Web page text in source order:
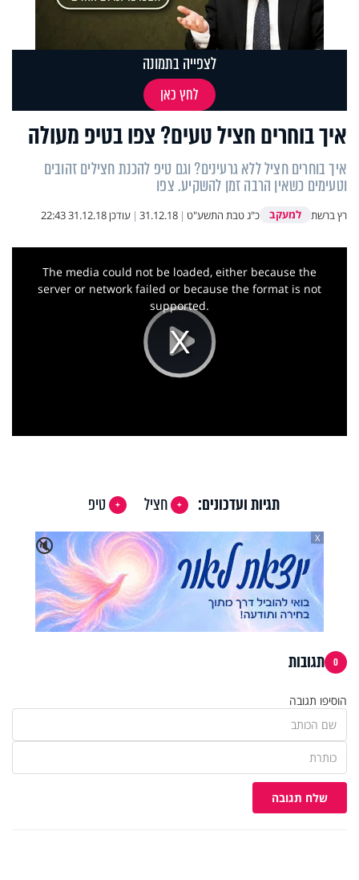
איך בוחרים חציל טעים? צפו בטיפ מעולה
איך בוחרים חציל ללא גרעינים? וגם טיפ להכנת חצילים זהובים
וטעימים כשאין הרבה זמן להשקיע. צפו
רץ ברשת למעקב כ"ג טבת התשע"ט |
31.12.18
| עודכן31.12.18 22:43
לצפייה בתמונה
לחץ כאן
Play
The media could not be loaded, either because the
server or network failed or because the format is not
supported.
תגיות ועדכונים: חציל
טיפ
🔇
X
0 תגובות
הוסיפו תגובה
שלח תגובה